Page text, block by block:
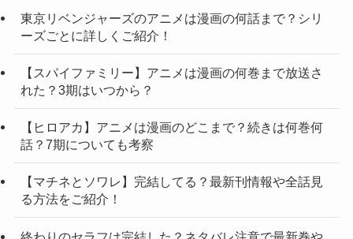
東京リベンジャーズのアニメは漫画の何話まで？シリ
ーズごとに詳しくご紹介！
【スパイファミリー】アニメは漫画の何巻まで放送さ
れた？3期はいつから？
【ヒロアカ】アニメは漫画のどこまで？続きは何巻何
話？7期についても考察
【マチネとソワレ】完結してる？最新刊情報や全話見
る方法をご紹介！